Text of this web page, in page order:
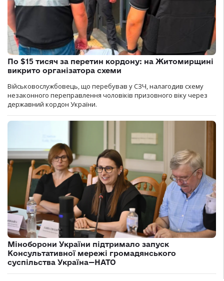
По $15 тисяч за перетин кордону: на Житомирщині
викрито організатора схеми
Військовослужбовець, що перебував у СЗЧ, налагодив схему
незаконного переправлення чоловіків призовного віку через
державний кордон України.
Міноборони України підтримало запуск
Консультативної мережі громадянського
суспільства Україна—НАТО